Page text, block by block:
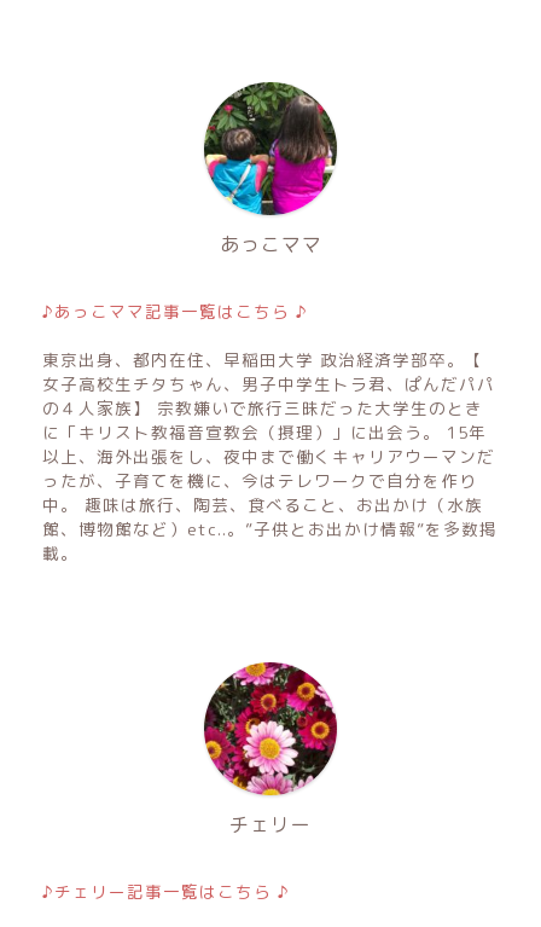
あっこママ
♪あっこママ記事一覧はこちら ♪
東京出身、都内在住、早稲田大学 政治経済学部卒。【
女子高校生チタちゃん、男子中学生トラ君、ぱんだパパ
の４人家族】 宗教嫌いで旅行三昧だった大学生のとき
に「キリスト教福音宣教会（摂理）」に出会う。 15年
以上、海外出張をし、夜中まで働くキャリアウーマンだ
ったが、子育てを機に、今はテレワークで自分を作り
中。 趣味は旅行、陶芸、食べること、お出かけ（水族
館、博物館など）etc..。”子供とお出かけ情報”を多数掲
載。
チェリー
♪チェリー記事一覧はこちら ♪